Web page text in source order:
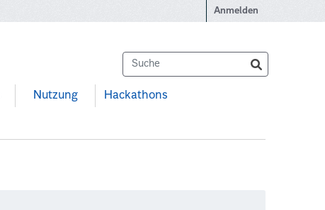
Anmelden
Nutzung Hackathons